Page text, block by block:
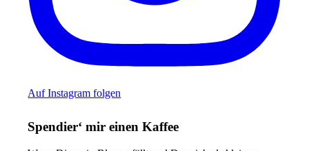
Auf Instagram folgen
Spendier‘ mir einen Kaffee